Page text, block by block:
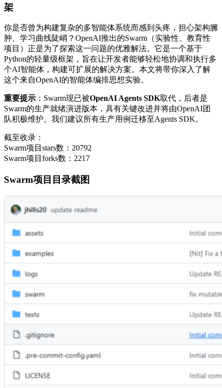
架
你是否曾为构建复杂的多智能体系统而感到头疼，担心架构臃
肿、学习曲线陡峭？OpenAI推出的Swarm（实验性、教育性
项目）正是为了探索这一问题的优雅解法。它是一个基于
Python的轻量级框架，旨在让开发者能够轻松地协调和执行多
个AI智能体，构建可扩展的解决方案。本文将带你深入了解
这个来自OpenAI的智能体编排思想实验。
重要提示 ：Swarm现已被OpenAI Agents SDK取代，后者是
Swarm的生产就绪演进版本，具有关键改进并将由OpenAI团
队积极维护。我们建议所有生产用例迁移至Agents SDK。
截至收录：
Swarm项目stars数：20792
Swarm项目forks数：2217
Swarm项目目录截图